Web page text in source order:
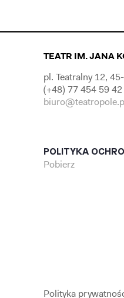
TEATR IM. JANA
pl. Teatralny 12,
(+48) 77 454 59 42
POLITYKA
Pobierz
Polityka